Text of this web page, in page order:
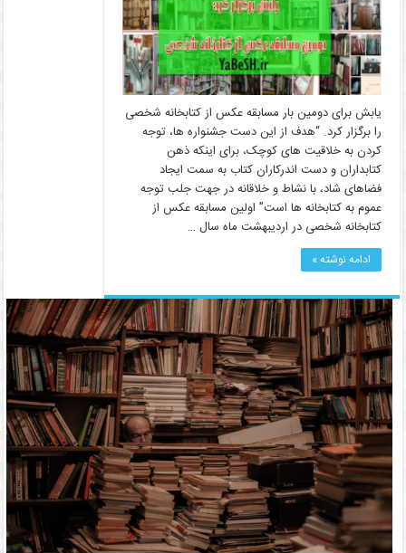
یابش برای دومین بار مسابقه عکس از کتابخانه شخصی
را برگزار کرد. “هدف از این دست جشنواره ها، توجه
کردن به خلاقیت های کوچک، برای اینکه ذهن
کتابداران و دست اندرکاران کتاب به سمت ایجاد
فضاهای شاد، با نشاط و خلاقانه در جهت جلب توجه
عموم به کتابخانه ها است” اولین مسابقه عکس از
کتابخانه شخصی در اردیبهشت ماه سال …
ادامه نوشته »